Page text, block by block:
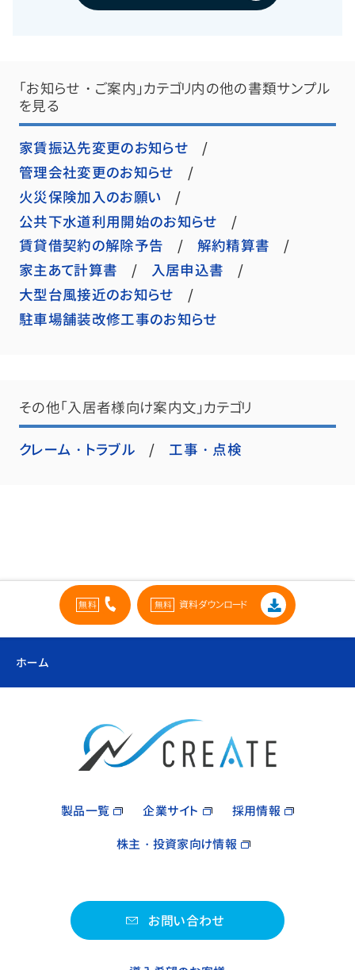
「お知らせ・ご案内」カテゴリ内の他の書類サンプル
を見る
家賃振込先変更のお知らせ
管理会社変更のお知らせ
火災保険加入のお願い
公共下水道利用開始のお知らせ
賃貸借契約の解除予告
解約精算書
家主あて計算書
入居申込書
大型台風接近のお知らせ
駐車場舗装改修工事のお知らせ
その他「入居者様向け案内文」カテゴリ
クレーム・トラブル 工事・点検
資料ダウンロード
ホーム
製品一覧 企業サイト
採用情報
株主・投資家向け情報
お問い合わせ